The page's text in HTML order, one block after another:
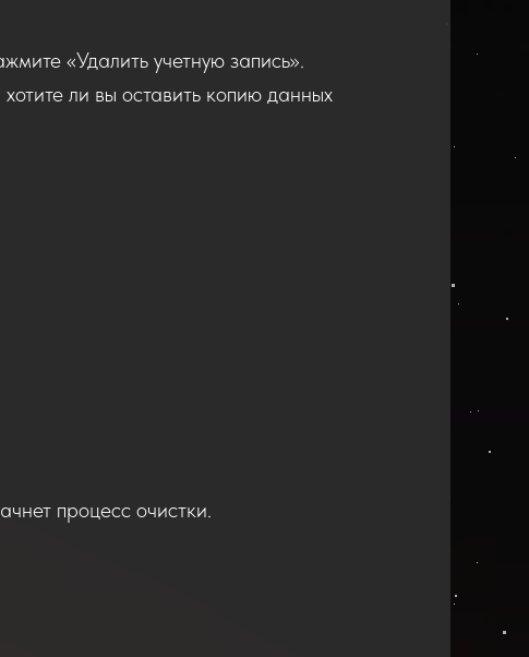
«Удалить учетную запись».
ли вы оставить копию данных
процесс очистки.